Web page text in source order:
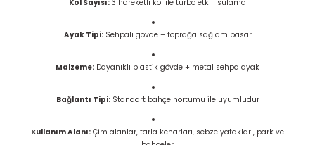
Kol Sayısı: 3 hareketli kol ile turbo etkili sulama
Ayak Tipi:Sehpali gövde – toprağa sağlam basar
Malzeme: Dayanıklı plastik gövde + metal sehpa ayak
Bağlantı Tipi:Standart bahçe hortumu ile uyumludur
Kullanım Alanı: Çim alanlar, tarla kenarları, sebze yatakları, park ve